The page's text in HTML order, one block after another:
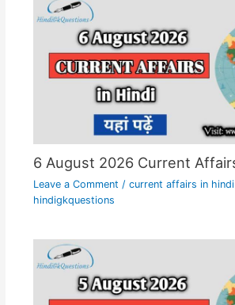
6 August 2026 Current
Leave a Comment / current affairs in
hindigkquestions